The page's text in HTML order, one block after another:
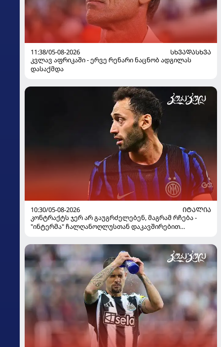
11:38/05-08-2026
ᲡᲮᲕᲐᲓᲐᲡᲮᲕᲐ
კვლავ აფრიკაში - ერვე რენარი ნაცნობ ადგილას
დასაქმდა
10:30/05-08-2026
ᲘᲢᲐᲚᲘᲐ
კონტრაქტს ჯერ არ გაუგრძელებენ, მაგრამ რჩება -
"ინტერმა" ჩალღანოღლუსთან დაკავშირებით